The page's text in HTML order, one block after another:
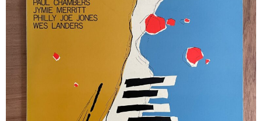
買取について
取り置きなどについて
Categories